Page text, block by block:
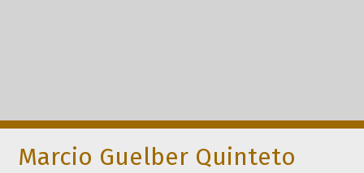
Marcio Guelber Quinteto